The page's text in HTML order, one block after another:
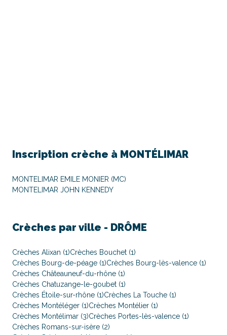
Inscription crèche à MONTÉLIMAR
MONTELIMAR EMILE MONIER (MC)
MONTELIMAR JOHN KENNEDY
Crèches par ville - DRÔME
Crèches Alixan (1)Crèches Bouchet (1)
Crèches Bourg-de-péage (1)Crèches Bourg-lès-valence (1)
Crèches Châteauneuf-du-rhône (1)
Crèches Chatuzange-le-goubet (1)
Crèches Étoile-sur-rhône (1)Crèches La Touche (1)
Crèches Montéléger (1)Crèches Montélier (1)
Crèches Montélimar (3)Crèches Portes-lès-valence (1)
Crèches Romans-sur-isère (2)